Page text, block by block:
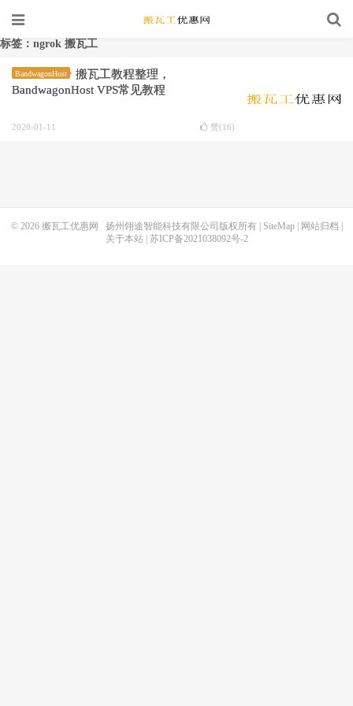
标签：ngrok 搬瓦工
BandwagonHost
搬瓦工教程整理，
BandwagonHost VPS常见教程
2020-01-11 赞(16)
© 2026 搬瓦工优惠网 扬州翎途智能科技有限公司版权所有 | SiteMap| 网站归档
关于本站| 苏ICP备2021038092号-2